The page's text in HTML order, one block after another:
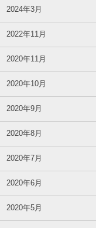
2024年3月
2022年11月
2020年11月
2020年10月
2020年9月
2020年8月
2020年7月
2020年6月
2020年5月